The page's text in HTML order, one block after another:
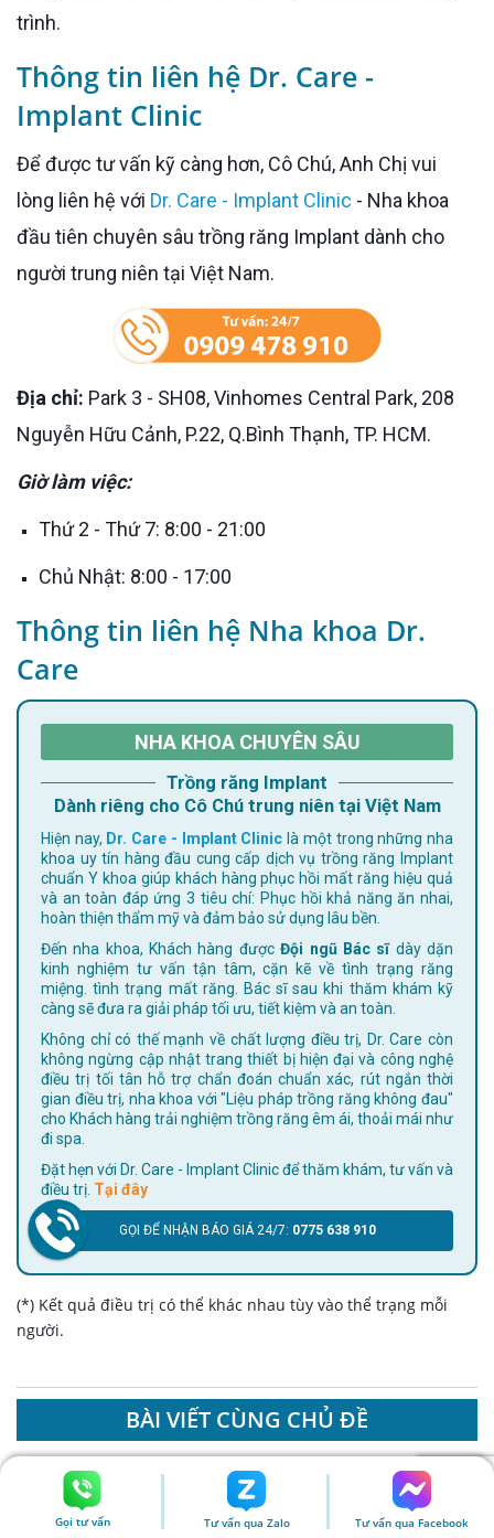
trình.
Thông tin liên hệ Dr. Care -
Implant Clinic
Để được tư vấn kỹ càng hơn, Cô Chú, Anh Chị vui
lòng liên hệ với Dr. Care - Implant Clinic - Nha khoa
đầu tiên chuyên sâu trồng răng Implant dành cho
người trung niên tại Việt Nam.
Địa chỉ: Park 3 - SH08, Vinhomes Central Park, 208
Nguyễn Hữu Cảnh, P.22, Q.Bình Thạnh, TP. HCM.
Giờ làm việc:
Thứ 2 - Thứ 7: 8:00 - 21:00
Chủ Nhật: 8:00 - 17:00
Thông tin liên hệ Nha khoa Dr.
Care
NHA KHOA CHUYÊN SÂU
Trồng răng Implant
Dành riêng cho Cô Chú trung niên tại Việt Nam
Hiện nay, Dr. Care - Implant Clinic là một trong những nha
khoa uy tín hàng đầu cung cấp dịch vụ trồng răng Implant
chuẩn Y khoa giúp khách hàng phục hồi mất răng hiệu quả
và an toàn đáp ứng 3 tiêu chí: Phục hồi khả năng ăn nhai,
hoàn thiện thẩm mỹ và đảm bảo sử dụng lâu bền.
Đến nha khoa, Khách hàng đượcĐội ngũ Bác sĩdày dặn
kinh nghiệm tư vấn tận tâm, cặn kẽ về tình trạng răng
miệng. tình trạng mất răng. Bác sĩ sau khi thăm khám kỹ
càng sẽ đưa ra giải pháp tối ưu, tiết kiệm và an toàn.
Không chỉ có thế mạnh về chất lượng điều trị, Dr. Care còn
không ngừng cập nhật trang thiết bị hiện đại và công nghệ
điều trị tối tân hỗ trợ chẩn đoán chuẩn xác, rút ngắn thời
gian điều trị, nha khoa với "Liệu pháp trồng răng không đau"
cho Khách hàng trải nghiệm trồng răng êm ái, thoải mái như
đi spa.
Đặt hẹn với Dr. Care - Implant Clinic để thăm khám, tư vấn và
điều trị. Tại đây
GỌI ĐỂ NHẬN BÁO GIÁ 24/7: 0775 638 910
(*) Kết quả điều trị có thể khác nhau tùy vào thể trạng mỗi
người.
BÀI VIẾT CÙNG CHỦ ĐỀ
Gọi tư vấn Tư vấn qua Zalo Tư vấn qua Facebook